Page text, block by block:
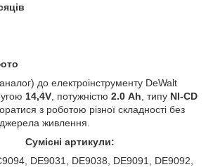
до електроінструменту DeWalt
14,4V , потужністю 2.0 Ah , типу NI-CD
з роботою різної складності без
живлення.
Сумісні артикули:
DE9031, DE9038, DE9091, DE9092,